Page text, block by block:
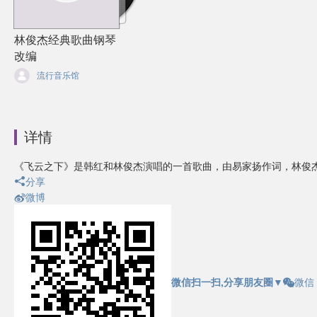
林俊杰经典歌曲钢琴
改编
流行音乐馆
详情
《飞云之下》是韩红和林俊杰演唱的一首歌曲，由易家扬作词，林俊
分享
微博
微信扫一扫,分享朋友圈 ▼ 微信